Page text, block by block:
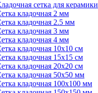
сетка для керамики
кладочная 2 мм
кладочная 2.5 мм
кладочная 3 мм
кладочная 4 мм
кладочная 10x10 см
кладочная 15x15 см
кладочная 20x20 см
кладочная 50x50 мм
кладочная 100x100 мм